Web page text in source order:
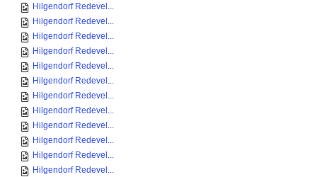
Hilgendorf Redevel...
Hilgendorf Redevel...
Hilgendorf Redevel...
Hilgendorf Redevel...
Hilgendorf Redevel...
Hilgendorf Redevel...
Hilgendorf Redevel...
Hilgendorf Redevel...
Hilgendorf Redevel...
Hilgendorf Redevel...
Hilgendorf Redevel...
Hilgendorf Redevel...